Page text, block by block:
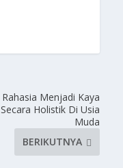
Rahasia Menjadi Kaya
Secara Holistik Di Usia
Muda
BERIKUTNYA